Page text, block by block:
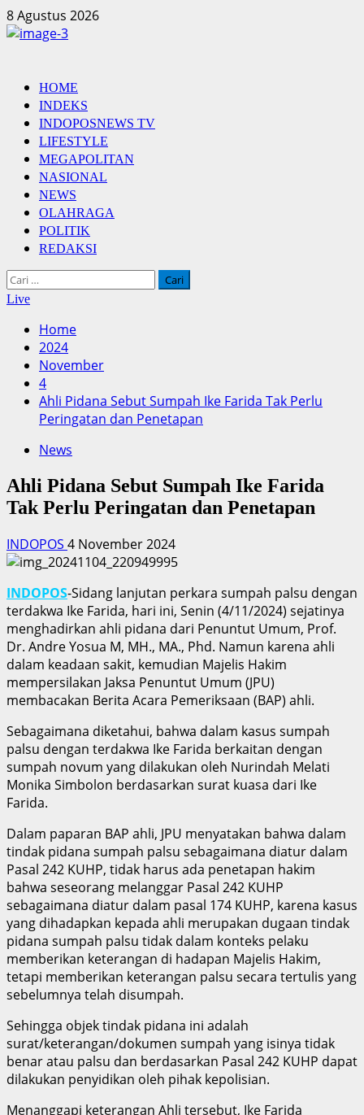
Skip
to
8 Agustus 2026
Primary
Menu
HOME
INDEKS
INDOPOSNEWS TV
LIFESTYLE
MEGAPOLITAN
NASIONAL
NEWS
OLAHRAGA
POLITIK
REDAKSI
Cari
untuk:
Live
Home
2024
November
4
Ahli Pidana Sebut Sumpah Ike Farida Tak Perlu
Peringatan dan Penetapan
News
Ahli Pidana Sebut Sumpah Ike Farida
Tak Perlu Peringatan dan Penetapan
INDOPOS 4 November 2024
INDOPOS-Sidang lanjutan perkara sumpah palsu dengan
terdakwa Ike Farida, hari ini, Senin (4/11/2024) sejatinya
menghadirkan ahli pidana dari Penuntut Umum, Prof.
Dr. Andre Yosua M, MH., MA., Phd. Namun karena ahli
dalam keadaan sakit, kemudian Majelis Hakim
mempersilakan Jaksa Penuntut Umum (JPU)
membacakan Berita Acara Pemeriksaan (BAP) ahli.
Sebagaimana diketahui, bahwa dalam kasus sumpah
palsu dengan terdakwa Ike Farida berkaitan dengan
sumpah novum yang dilakukan oleh Nurindah Melati
Monika Simbolon berdasarkan surat kuasa dari Ike
Farida.
Dalam paparan BAP ahli, JPU menyatakan bahwa dalam
tindak pidana sumpah palsu sebagaimana diatur dalam
Pasal 242 KUHP, tidak harus ada penetapan hakim
bahwa seseorang melanggar Pasal 242 KUHP
sebagaimana diatur dalam pasal 174 KUHP, karena kasus
yang dihadapkan kepada ahli merupakan dugaan tindak
pidana sumpah palsu tidak dalam konteks pelaku
memberikan keterangan di hadapan Majelis Hakim,
tetapi memberikan keterangan palsu secara tertulis yang
sebelumnya telah disumpah.
Sehingga objek tindak pidana ini adalah
surat/keterangan/dokumen sumpah yang isinya tidak
benar atau palsu dan berdasarkan Pasal 242 KUHP dapat
dilakukan penyidikan oleh pihak kepolisian.
Menanggapi keterangan Ahli tersebut, Ike Farida